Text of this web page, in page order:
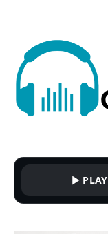
PLAY